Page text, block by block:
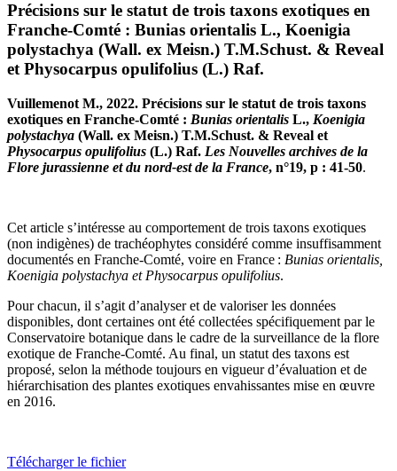
Précisions sur le statut de trois taxons exotiques en
Franche-Comté : Bunias orientalis L., Koenigia
polystachya (Wall. ex Meisn.) T.M.Schust. & Reveal
et Physocarpus opulifolius (L.) Raf.
Vuillemenot M., 2022. Précisions sur le statut de trois taxons
exotiques en Franche-Comté : Bunias orientalis L., Koenigia
polystachya (Wall. ex Meisn.) T.M.Schust. & Reveal et
Physocarpus opulifolius (L.) Raf. Les Nouvelles archives de la
Flore jurassienne et du nord-est de la France, n°19, p : 41-50.
Cet article s’intéresse au comportement de trois taxons exotiques
(non indigènes) de trachéophytes considéré comme insuffisamment
documentés en Franche-Comté, voire en France : Bunias orientalis,
Koenigia polystachya et Physocarpus opulifolius.
Pour chacun, il s’agit d’analyser et de valoriser les données
disponibles, dont certaines ont été collectées spécifiquement par le
Conservatoire botanique dans le cadre de la surveillance de la flore
exotique de Franche-Comté. Au final, un statut des taxons est
proposé, selon la méthode toujours en vigueur d’évaluation et de
hiérarchisation des plantes exotiques envahissantes mise en œuvre
en 2016.
Télécharger le fichier